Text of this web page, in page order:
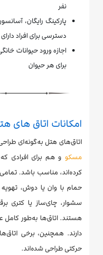
نفر
پارکینگ رایگان،
دسترسی برای افراد
اجازه ورود حیوانات
برای هر حیوان
امکانات اتاق های
اتاق‌های هتل به‌گونه‌ای
مسکو و هم برای افرادی
کرده‌اند، مناسب باشد.
حمام با وان یا دوش،
سشوار، چای‌ساز یا کتری
هستند. اتاق‌ها به‌طور
دارند. همچنین، برخی
حرکتی طراحی شده‌اند.